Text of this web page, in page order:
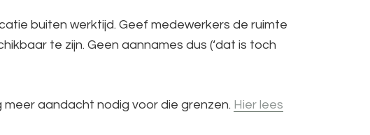
buiten werktijd. Geef medewerkers de ruimte
te zijn. Geen aannames dus (‘dat is toch
meer aandacht nodig voor die grenzen. Hier lees